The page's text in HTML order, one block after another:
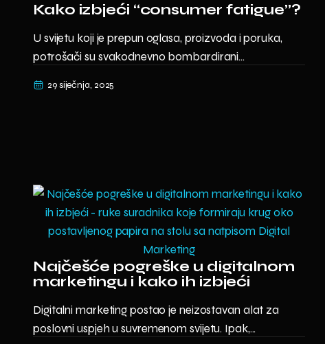
Kako izbjeći “consumer fatigue”?
U svijetu koji je prepun oglasa, proizvoda i poruka,
potrošači su svakodnevno bombardirani...
29 siječnja, 2025
Najčešće pogreške u digitalnom
marketingu i kako ih izbjeći
Digitalni marketing postao je neizostavan alat za
poslovni uspjeh u suvremenom svijetu. Ipak,...